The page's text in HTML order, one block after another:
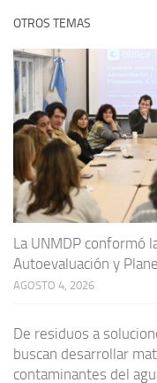
OTROS TEMAS
La UNMDP conformó
Autoevaluación y
AGOSTO 4, 2026
De residuos a
buscan desarrollar
contaminantes del